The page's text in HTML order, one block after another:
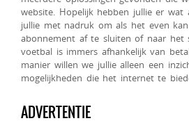
website. Hopelijk hebben jullie er wat
jullie met nadruk om als het even
abonnement af te sluiten of naar het
voetbal is immers afhankelijk van
manier willen we jullie alleen een
mogelijkheden die het internet te
ADVERTENTIE